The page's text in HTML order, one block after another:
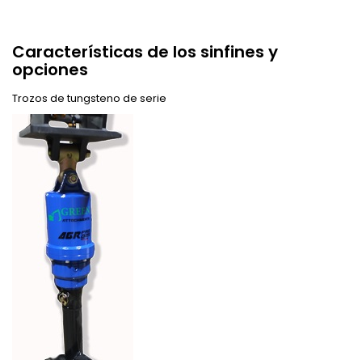
Características de los sinfines y
opciones
Trozos de tungsteno de serie